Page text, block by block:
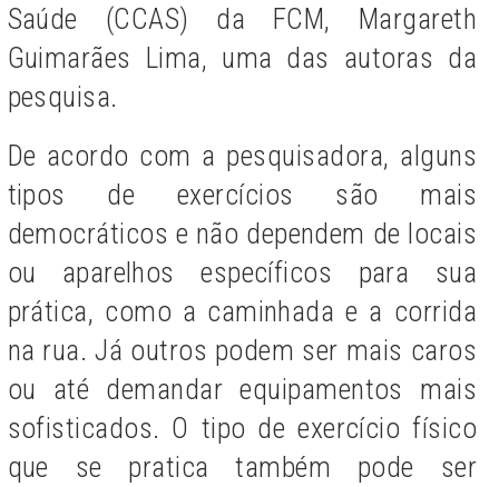
Saúde (CCAS) da FCM, Margareth
Guimarães Lima, uma das autoras da
pesquisa.
De acordo com a pesquisadora, alguns
tipos de exercícios são mais
democráticos e não dependem de locais
ou aparelhos específicos para sua
prática, como a caminhada e a corrida
na rua. Já outros podem ser mais caros
ou até demandar equipamentos mais
sofisticados. O tipo de exercício físico
que se pratica também pode ser